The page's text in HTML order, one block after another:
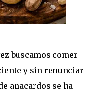
buscamos comer
y sin renunciar
anacardos se ha